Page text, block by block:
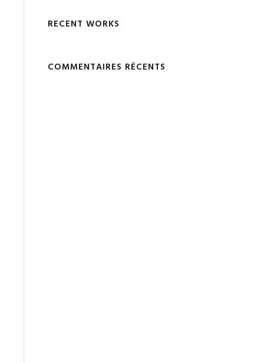
RECENT WORKS
COMMENTAIRES RÉCENTS